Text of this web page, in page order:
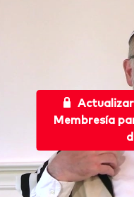
Actualizar
Membresía